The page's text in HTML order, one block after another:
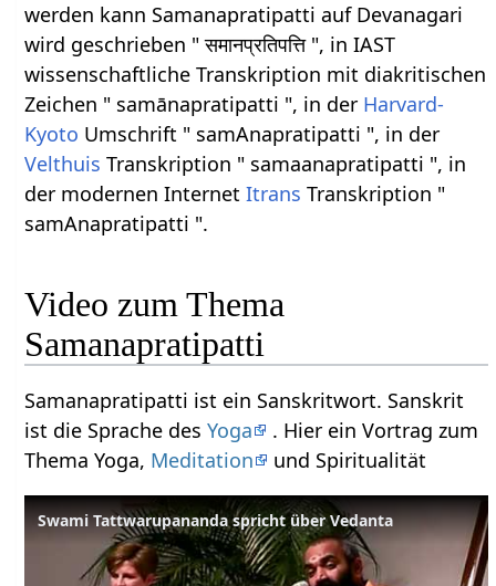
werden kann Samanapratipatti auf Devanagari
wird geschrieben " समानप्रतिपत्ति ", in IAST
wissenschaftliche Transkription mit diakritischen
Zeichen " samānapratipatti ", in der Harvard-
Kyoto Umschrift " samAnapratipatti ", in der
Velthuis Transkription " samaanapratipatti ", in
der modernen InternetItrans Transkription "
samAnapratipatti ".
Video zum Thema
Samanapratipatti
Samanapratipatti ist ein Sanskritwort. Sanskrit
ist die Sprache desYoga
. Hier ein Vortrag zum
Thema Yoga, Meditation und Spiritualität
Swami Tattwarupananda spricht über Vedanta